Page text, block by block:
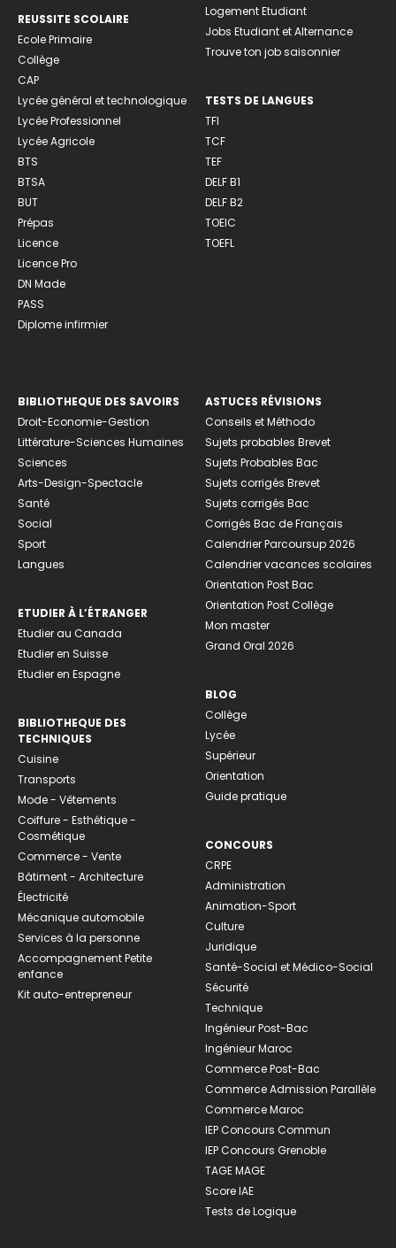
REUSSITE SCOLAIRE
Ecole Primaire
Collège
CAP
Lycée général et technologique
Lycée Professionnel
Lycée Agricole
BTS
BTSA
BUT
Prépas
Licence
Licence Pro
DN Made
PASS
Diplome infirmier
Logement Etudiant
Jobs Etudiant et Alternance
Trouve ton job saisonnier
TESTS DE LANGUES
TFI
TCF
TEF
DELF B1
DELF B2
TOEIC
TOEFL
BIBLIOTHEQUE DES SAVOIRS
Droit-Economie-Gestion
Littérature-Sciences Humaines
Sciences
Arts-Design-Spectacle
Santé
Social
Sport
Langues
ETUDIER À L’ÉTRANGER
Etudier au Canada
Etudier en Suisse
Etudier en Espagne
BIBLIOTHEQUE DES
TECHNIQUES
Cuisine
Transports
Mode - Vêtements
Coiffure - Esthétique -
Cosmétique
Commerce - Vente
Bâtiment - Architecture
Électricité
Mécanique automobile
Services à la personne
Accompagnement Petite
enfance
Kit auto-entrepreneur
ASTUCES RÉVISIONS
Conseils et Méthodo
Sujets probables Brevet
Sujets Probables Bac
Sujets corrigés Brevet
Sujets corrigés Bac
Corrigés Bac de Français
Calendrier Parcoursup 2026
Calendrier vacances scolaires
Orientation Post Bac
Orientation Post Collège
Mon master
Grand Oral 2026
BLOG
Collège
Lycée
Supérieur
Orientation
Guide pratique
CONCOURS
CRPE
Administration
Animation-Sport
Culture
Juridique
Santé-Social et Médico-Social
Sécurité
Technique
Ingénieur Post-Bac
Ingénieur Maroc
Commerce Post-Bac
Commerce Admission Parallèle
Commerce Maroc
IEP Concours Commun
IEP Concours Grenoble
TAGE MAGE
Score IAE
Tests de Logique